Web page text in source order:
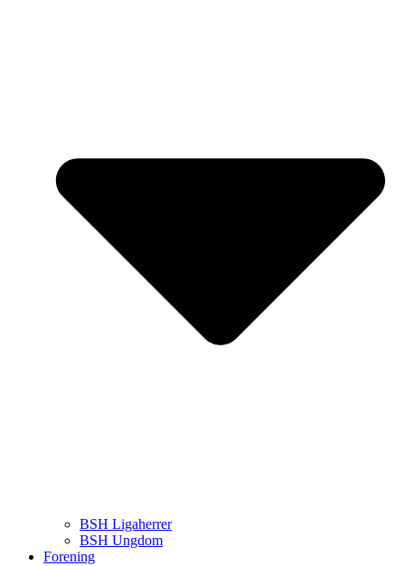
BSH Ligaherrer
BSH Ungdom
Forening